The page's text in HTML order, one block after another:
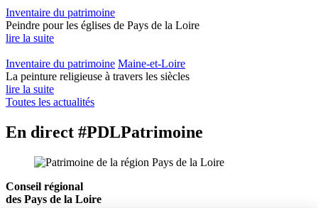
Inventaire du patrimoine
Peindre pour les églises de Pays de la Loire
lire la suite
Inventaire du patrimoine Maine-et-Loire
La peinture religieuse à travers les siècles
lire la suite
Toutes les actualités
En direct #PDLPatrimoine
Conseil régional
des Pays de la Loire